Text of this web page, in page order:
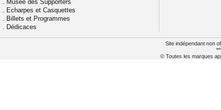
. Musée des Supporters
. Echarpes et Casquettes
. Billets et Programmes
. Dédicaces
Site indépendant non
© Toutes les marques